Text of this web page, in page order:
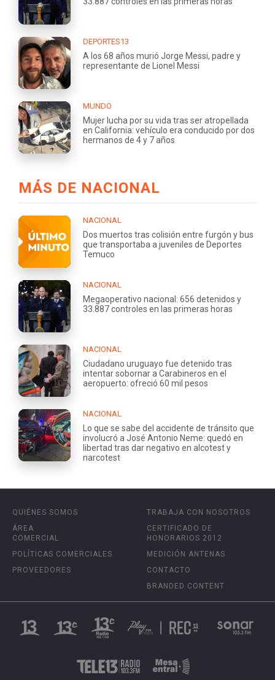
DEPORTES13
A los 68 años murió Jorge Messi, padre y
representante de Lionel Messi
MUNDO
Mujer lucha por su vida tras ser atropellada
en California: vehículo era conducido por dos
hermanos de 4 y 7 años
MÁS DE NACIONAL
NACIONAL
Dos muertos tras colisión entre furgón y bus
que transportaba a juveniles de Deportes
Temuco
NACIONAL
Megaoperativo nacional: 656 detenidos y
33.887 controles en las primeras horas
NACIONAL
Ciudadano uruguayo fue detenido tras
intentar sobornar a Carabineros en el
aeropuerto: ofreció 60 mil pesos
NACIONAL
Lo que se sabe del accidente de tránsito que
involucró a José Antonio Neme: quedó en
libertad tras dar negativo en alcotest y
narcotest
QUIÉNES SOMOS
ÁREA
COMERCIAL
POLÍTICAS COMERCIALES
PROVEEDORES
TRABAJA CON NOSOTROS
CERTIFICADO DE
HONORARIOS 2012
MEDICIÓN ANTENAS
CONTACTO
BRANDED CONTENT